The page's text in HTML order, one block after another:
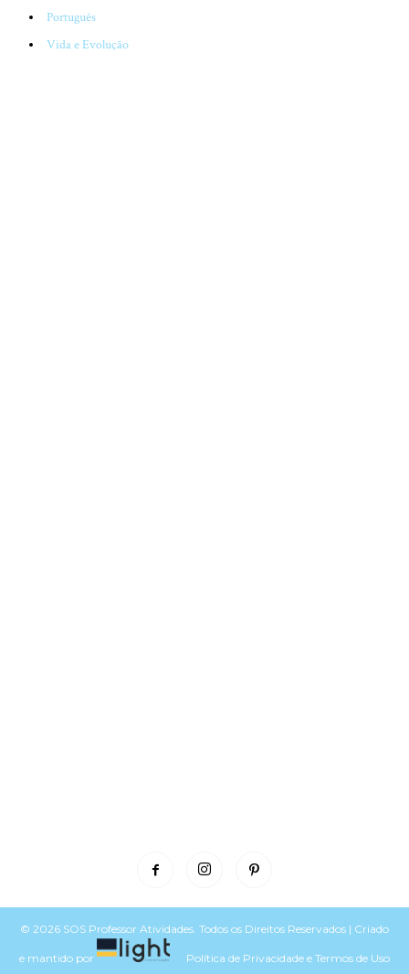
Português
Vida e Evolução
© 2026 SOS Professor Atividades. Todos os Direitos Reservados | Criado
e mantido por Política de Privacidade e Termos de Uso